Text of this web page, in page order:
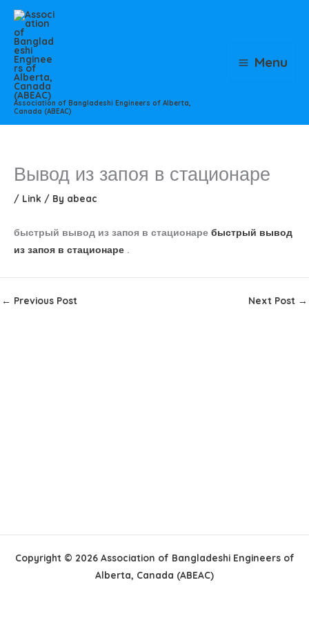
Skip
content
Association of Bangladeshi Engineers of Alberta,
Canada (ABEAC)
Menu
Вывод из запоя в стационаре
/ Link / By abeac
быстрый вывод из запоя в стационаре быстрый вывод
из запоя в стационаре .
← Previous Post Next Post →
Copyright © 2026 Association of Bangladeshi Engineers of
Alberta, Canada (ABEAC)